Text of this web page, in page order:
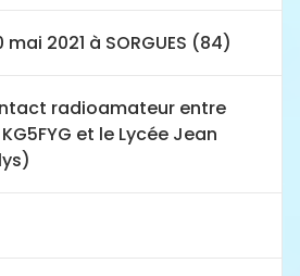
mai 2021 à SORGUES (84)
radioamateur entre
et le Lycée Jean